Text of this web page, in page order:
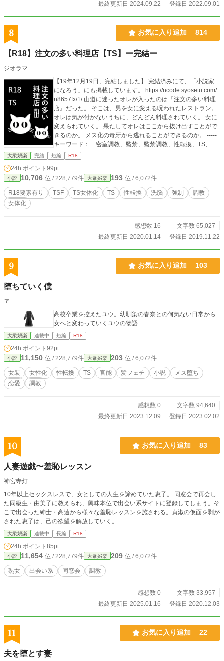
最終更新日 2024.09.22 登録日 2022.09.01
8 お気に入り追加 814
【R18】注文の多い料理店【TS】ー完結ー
ジオラマ
【19年12月19日、完結しました】 完結済みにて、「小説家
になろう」にも掲載しています。 https://ncode.syosetu.com/
n8657fx/1/ 山道に迷ったオレが入ったのは『注文の多い料理
店』だった。 そこは、男を女に変える呪われたレストラン。
オレは気が付かないうちに、どんどん料理されていく。 女に
変えられていく。 果たしてオレはここから抜け出すことがで
きるのか。 メス化の毒牙から逃れることができるのか。 -----
キーワード： 密室調教、監禁、監禁調教、性転換、TS、Ｔ
Ｓ、倒錯、性感開発、洗脳、美少女、性描写あり、メス化、
雌化、牝化、メスイキ、メス堕ち、女性ホルモン、媚薬、注
射、埋め込み、エッチ、エロ、あまあま、和姦、変態、可愛
い受け、らぶえっち、無理やり、言葉攻め *宮沢賢治先生の代
表作『注文の多い料理店』のオマージュです。 *性転換（TS)
の要素が含まれますので、苦手な方はご遠慮ください。
大衆娯楽 完結 短編 R18
24h.ポイント 99pt
小説 10,706 位 / 228,779件 大衆娯楽 193 位 / 6,072件
R18要素有り TSF TS女体化 TS 性転換 洗脳 強制
調教
女体化
感想数 16
文字数 65,027
最終更新日 2020.01.14
登録日 2019.11.22
9 お気に入り追加 103
堕ちていく僕
ヱ
高校卒業を控えたユウ。幼馴染の春奈との何気ない日常から
女へと変わっていくユウの物語
大衆娯楽 連載中 短編 R18
24h.ポイント 92pt
小説 11,150 位 / 228,779件 大衆娯楽 203 位 / 6,072件
女装 女性化 性転換 TS 官能 髪フェチ 小説
メス堕ち
恋愛
調教
感想数 0
文字数 94,640
最終更新日 2023.12.09
登録日 2023.02.02
10 お気に入り追加 83
人妻遊戯〜羞恥レッスン
神宮寺灯
10年以上セックスレスで、女としての人生を諦めていた恵子。 同窓会で再会し
た同級生・由美子に教えられ、興味本位で出会い系サイトに登録してしまう。そ
こで出会った紳士・高遠から様々な羞恥レッスンを施される。貞淑の仮面を剥が
された恵子は、己の欲望を解放していく。
大衆娯楽 連載中 長編 R18
24h.ポイント 85pt
小説 11,654 位 / 228,779件 大衆娯楽 209 位 / 6,072件
熟女 出会い系 同窓会 調教
感想数 0
文字数 33,957
最終更新日 2025.01.16
登録日 2020.12.03
11 お気に入り追加 22
夫を堕とす妻